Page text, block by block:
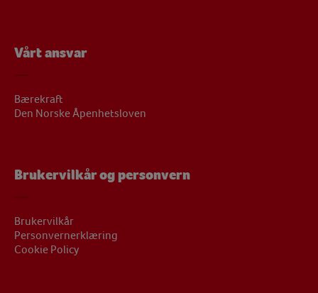
Vårt ansvar
Bærekraft
Den Norske Åpenhetsloven
Brukervilkår og personvern
Brukervilkår
Personvernerklæring
Cookie Policy